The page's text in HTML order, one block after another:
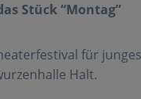
Stück “Montag”
für
Halt.